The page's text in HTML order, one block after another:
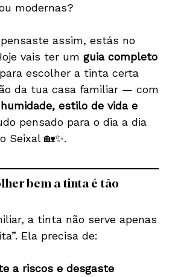
modernas?
assim, estás no
vais ter um guia completo
escolher a tinta certa
da tua casa familiar — com
estilo de vida e
pensado para o dia a dia
Seixal 🏡✨.
bem a tinta é tão
a tinta não serve apenas
Ela precisa de:
a riscos e desgaste